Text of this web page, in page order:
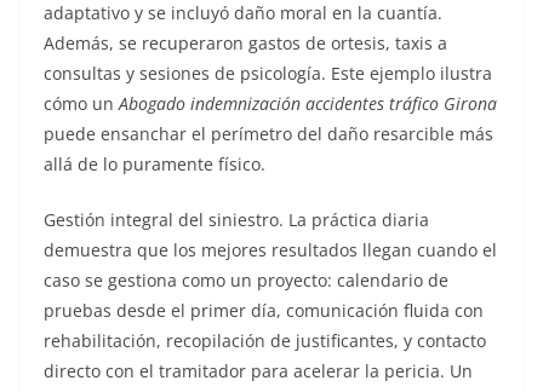
adaptativo y se incluyó daño moral en la cuantía.
Además, se recuperaron gastos de ortesis, taxis a
consultas y sesiones de psicología. Este ejemplo ilustra
cómo unAbogado indemnización accidentes tráfico Girona
puede ensanchar el perímetro del daño resarcible más
allá de lo puramente físico.
Gestión integral del siniestro. La práctica diaria
demuestra que los mejores resultados llegan cuando el
caso se gestiona como un proyecto: calendario de
pruebas desde el primer día, comunicación fluida con
rehabilitación, recopilación de justificantes, y contacto
directo con el tramitador para acelerar la pericia. Un